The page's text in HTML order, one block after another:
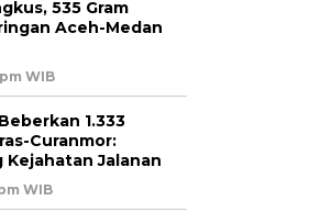
535 Gram
Aceh-Medan
WIB
1.333
Curanmor:
Kejahatan Jalanan
WIB